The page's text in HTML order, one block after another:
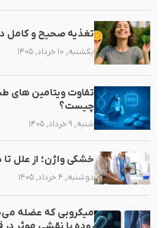
تغذیه صحیح و کامل
یکشنبه, ۱۰ خرداد, ۱۴۰۵
تفاوت ویتامین های
چیست؟
شنبه, ۹ خرداد, ۱۴۰۵
خشکی واژن؛ از علل تا
دوشنبه, ۴ خرداد, ۱۴۰۵
میکروبی که عضله